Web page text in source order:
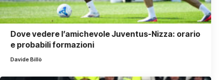
Dove vedere l’amichevole Juventus-Nizza: orario
e probabili formazioni
Davide Billò